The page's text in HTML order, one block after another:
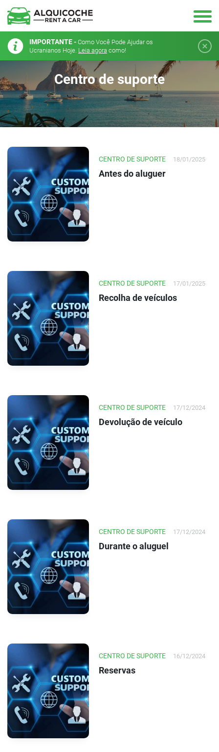
IMPORTANTE - Como Você Pode Ajudar os
Ucranianos Hoje. Leia agora como!
Centro de suporte
CENTRO DE SUPORTE 18/01/2025
Antes do aluguer
CENTRO DE SUPORTE 17/01/2025
Recolha de veículos
CENTRO DE SUPORTE 17/12/2024
Devolução de veículo
CENTRO DE SUPORTE 17/12/2024
Durante o aluguel
CENTRO DE SUPORTE 16/12/2024
Reservas